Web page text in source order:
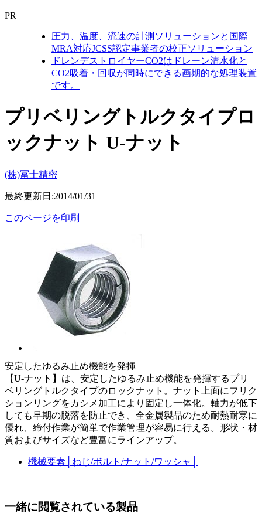
PR
圧力、温度、流速の計測ソリューションと国際
MRA対応JCSS認定事業者の校正ソリューション
ドレンデストロイヤーCO2はドレーン清水化と
CO2吸着・回収が同時にできる画期的な処理装置
です。
プリベリングトルクタイプロ
ックナット U-ナット
(株)冨士精密
最終更新日:2014/01/31
このページを印刷
安定したゆるみ止め機能を発揮
【U-ナット】は、安定したゆるみ止め機能を発揮するプリ
ベリングトルクタイプのロックナット。ナット上面にフリク
ションリングをカシメ加工により固定し一体化。軸力が低下
しても早期の脱落を防止でき、全金属製品のため耐熱耐寒に
優れ、締付作業が簡単で作業管理が容易に行える。形状・材
質およびサイズなど豊富にラインアップ。
機械要素 ねじ/ボルト/ナット/ワッシャ
一緒に閲覧されている製品